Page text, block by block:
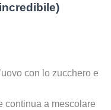
con lo zucchero e
continua a mescolare